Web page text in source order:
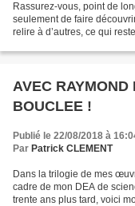
Rassurez-vous, point de
seulement de faire
relire à d’autres, ce qui
AVEC
BOUCLEE !
Publié le 22/08/2018 à
Par Patrick CLEMENT
Dans la trilogie de mes
cadre de mon DEA de
trente ans plus tard, voici